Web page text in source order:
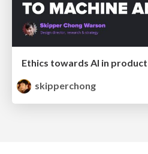
skipperchong